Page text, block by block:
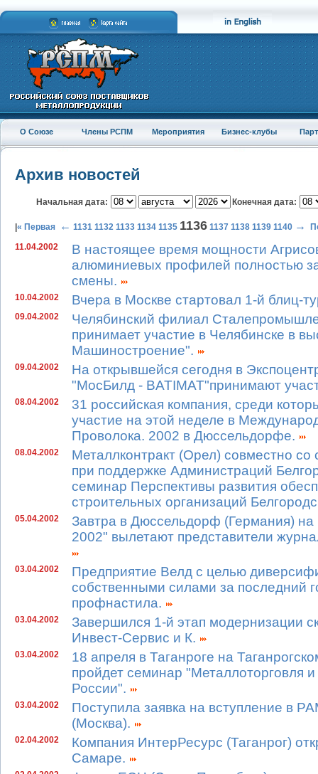
О Союзе Члены РСПМ Мероприятия Бизнес-клубы
Архив новостей
Начальная дата: Конечная дата:
« Первая ← 1131 1132 1133 1134 1135 1136 1137 1138 1139 1140 →
11.04.2002
В настоящее время мощности
алюминиевых профилей полностью
смены.
10.04.2002 Вчера в Москве стартовал 1-й блиц-
09.04.2002
Челябинский филиал
принимает участие в Челябинске в
Машиностроение".
09.04.2002
На открывшейся сегодня в
"МосБилд - BATIMAT"принимают
08.04.2002
31 российская компания, среди
участие на этой неделе в
Проволока. 2002 в Дюссельдорфе.
08.04.2002
Металлконтракт (Орел) совместно
при поддержке Администраций
семинар Перспективы развития
строительных организаций
05.04.2002
Завтра в Дюссельдорф (Германия)
2002" вылетают представители
03.04.2002
Предприятие Велд с целью
собственными силами за последний
профнастила.
03.04.2002
Завершился 1-й этап модернизации
Инвест-Сервис и К.
03.04.2002
18 апреля в Таганроге на
пройдет семинар "Металлоторговля
России".
03.04.2002
Поступила заявка на вступление в
(Москва).
02.04.2002
Компания ИнтерРесурс (Таганрог)
Самаре.